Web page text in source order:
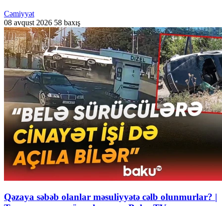
Cəmiyyət
08 avqust 2026 58 baxış
Qəzaya səbəb olanlar məsuliyyətə cəlb olunmurlar? |